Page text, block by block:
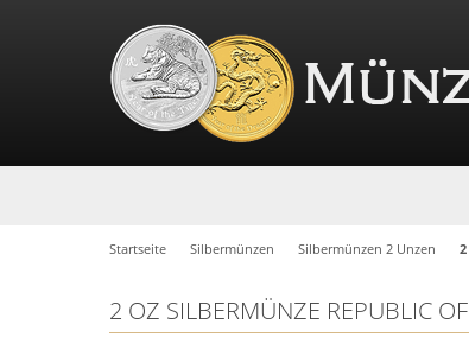
Startseite Silbermünzen Silbermünzen 2 Unzen
2 OZ SILBERMÜNZE REPUBLIC